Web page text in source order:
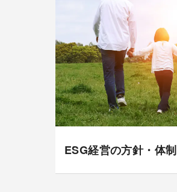
ESG経営の方針・体制